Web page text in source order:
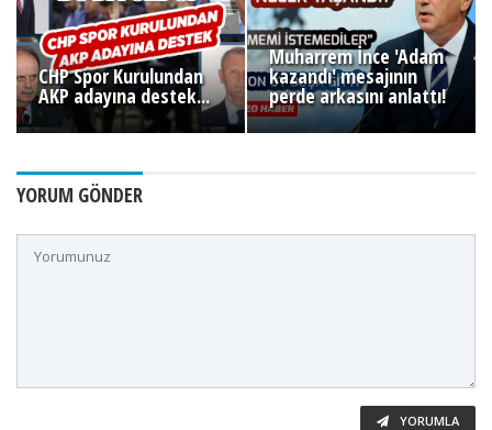
CHP Spor Kurulundan
AKP adayına destek...
Muharrem İnce 'Adam
kazandı' mesajının
perde arkasını anlattı!
YORUM GÖNDER
YORUMLA